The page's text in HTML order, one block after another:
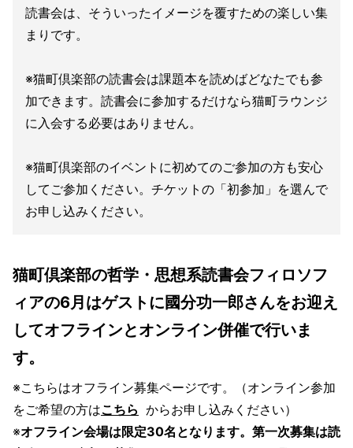
読書会は、そういったイメージを覆すための楽しい集
まりです。
※猫町倶楽部の読書会は課題本を読めばどなたでも参
加できます。読書会に参加するだけなら猫町ラウンジ
に入会する必要はありません。
※猫町倶楽部のイベントに初めてのご参加の方も安心
してご参加ください。チケットの「初参加」を選んで
お申し込みください。
猫町倶楽部の哲学・思想系読書会フィロソフ
ィアの6月はゲストに國分功一郎さんをお迎え
してオフラインとオンライン併催で行いま
す。
※こちらはオフライン募集ページです。（オンライン参加
をご希望の方はこちら からお申し込みください）
※オフライン会場は限定30名となります。第一次募集は読